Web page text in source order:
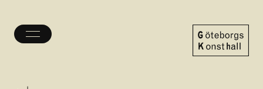
Öppna/stäng